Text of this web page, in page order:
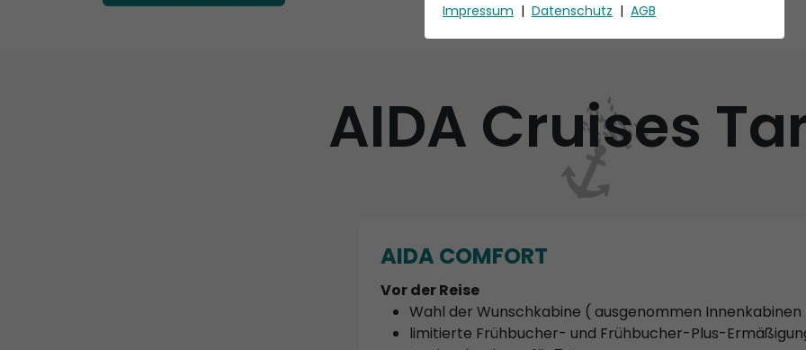
AIDA Cruises
AIDA COMFORT
Vor der Reise
Wahl der Wunschkabine ( ausgenommen
limitierte Frühbucher- und Frühbucher-Plus-
Impressum | Datenschutz | AGB